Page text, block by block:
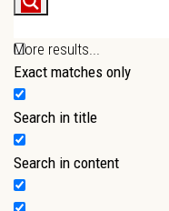
More results...
Exact matches only
Search in title
Search in content